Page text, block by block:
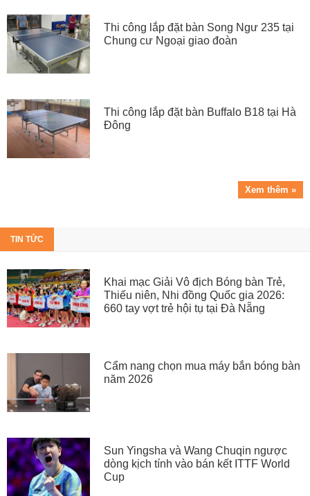
Thi công lắp đặt bàn Song Ngư 235 tại
Chung cư Ngoại giao đoàn
Thi công lắp đặt bàn Buffalo B18 tại Hà
Đông
Xem thêm »
TIN TỨC
Khai mạc Giải Vô địch Bóng bàn Trẻ,
Thiếu niên, Nhi đồng Quốc gia 2026:
660 tay vợt trẻ hội tụ tại Đà Nẵng
Cẩm nang chọn mua máy bắn bóng bàn
năm 2026
Sun Yingsha và Wang Chuqin ngược
dòng kịch tính vào bán kết ITTF World
Cup